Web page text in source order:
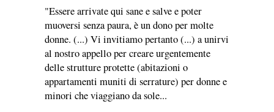
"Essere arrivate qui sane e salve e poter
muoversi senza paura, è un dono per molte
donne. (...) Vi invitiamo pertanto (...) a unirvi
al nostro appello per creare urgentemente
delle strutture protette (abitazioni o
appartamenti muniti di serrature) per donne e
minori che viaggiano da sole...